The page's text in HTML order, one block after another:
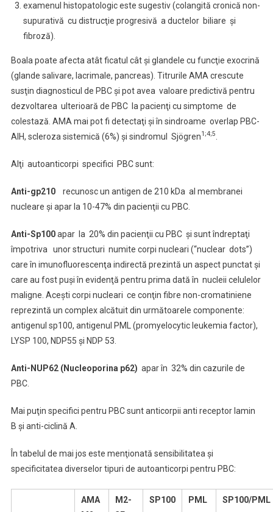
examenul histopatologic este sugestiv (colangită cronică non-
supurativă cu distrucţie progresivă a ductelor biliare şi
fibroză).
Boala poate afecta atât ficatul cât şi glandele cu funcţie exocrină
(glande salivare, lacrimale, pancreas). Titrurile AMA crescute
susţin diagnosticul de PBC şi pot avea valoare predictivă pentru
dezvoltarea ulterioară de PBC la pacienţi cu simptome de
colestază. AMA mai pot fi detectaţi şi în sindroame overlap PBC-
AIH, scleroza sistemică (6%) şi sindromul Sjögren1;4;5
Alţi autoanticorpi specifici PBC sunt:
Anti-gp210
recunosc un antigen de 210 kDa al membranei
nucleare şi apar la 10-47% din pacienţii cu PBC.
Anti-Sp100apar la 20% din pacienţii cu PBC şi sunt îndreptaţi
împotriva unor structuri numite corpi nucleari (“nuclear dots”)
care în imunofluorescenţa indirectă prezintă un aspect punctat şi
care au fost puşi în evidenţă pentru prima dată în nucleii celulelor
maligne. Aceşti corpi nucleari ce conţin fibre non-cromatiniene
reprezintă un complex alcătuit din următoarele componente:
antigenul sp100, antigenul PML (promyelocytic leukemia factor),
LYSP 100, NDP55 şi NDP 53.
Anti-NUP62 (Nucleoporina p62) apar în 32% din cazurile de
PBC.
Mai puţin specifici pentru PBC sunt anticorpii anti receptor lamin
B şi anti-ciclină A.
În tabelul de mai jos este menţionată sensibilitatea şi
specificitatea diverselor tipuri de autoanticorpi pentru PBC:
AMA
M2-
SP100 PML SP100/PML